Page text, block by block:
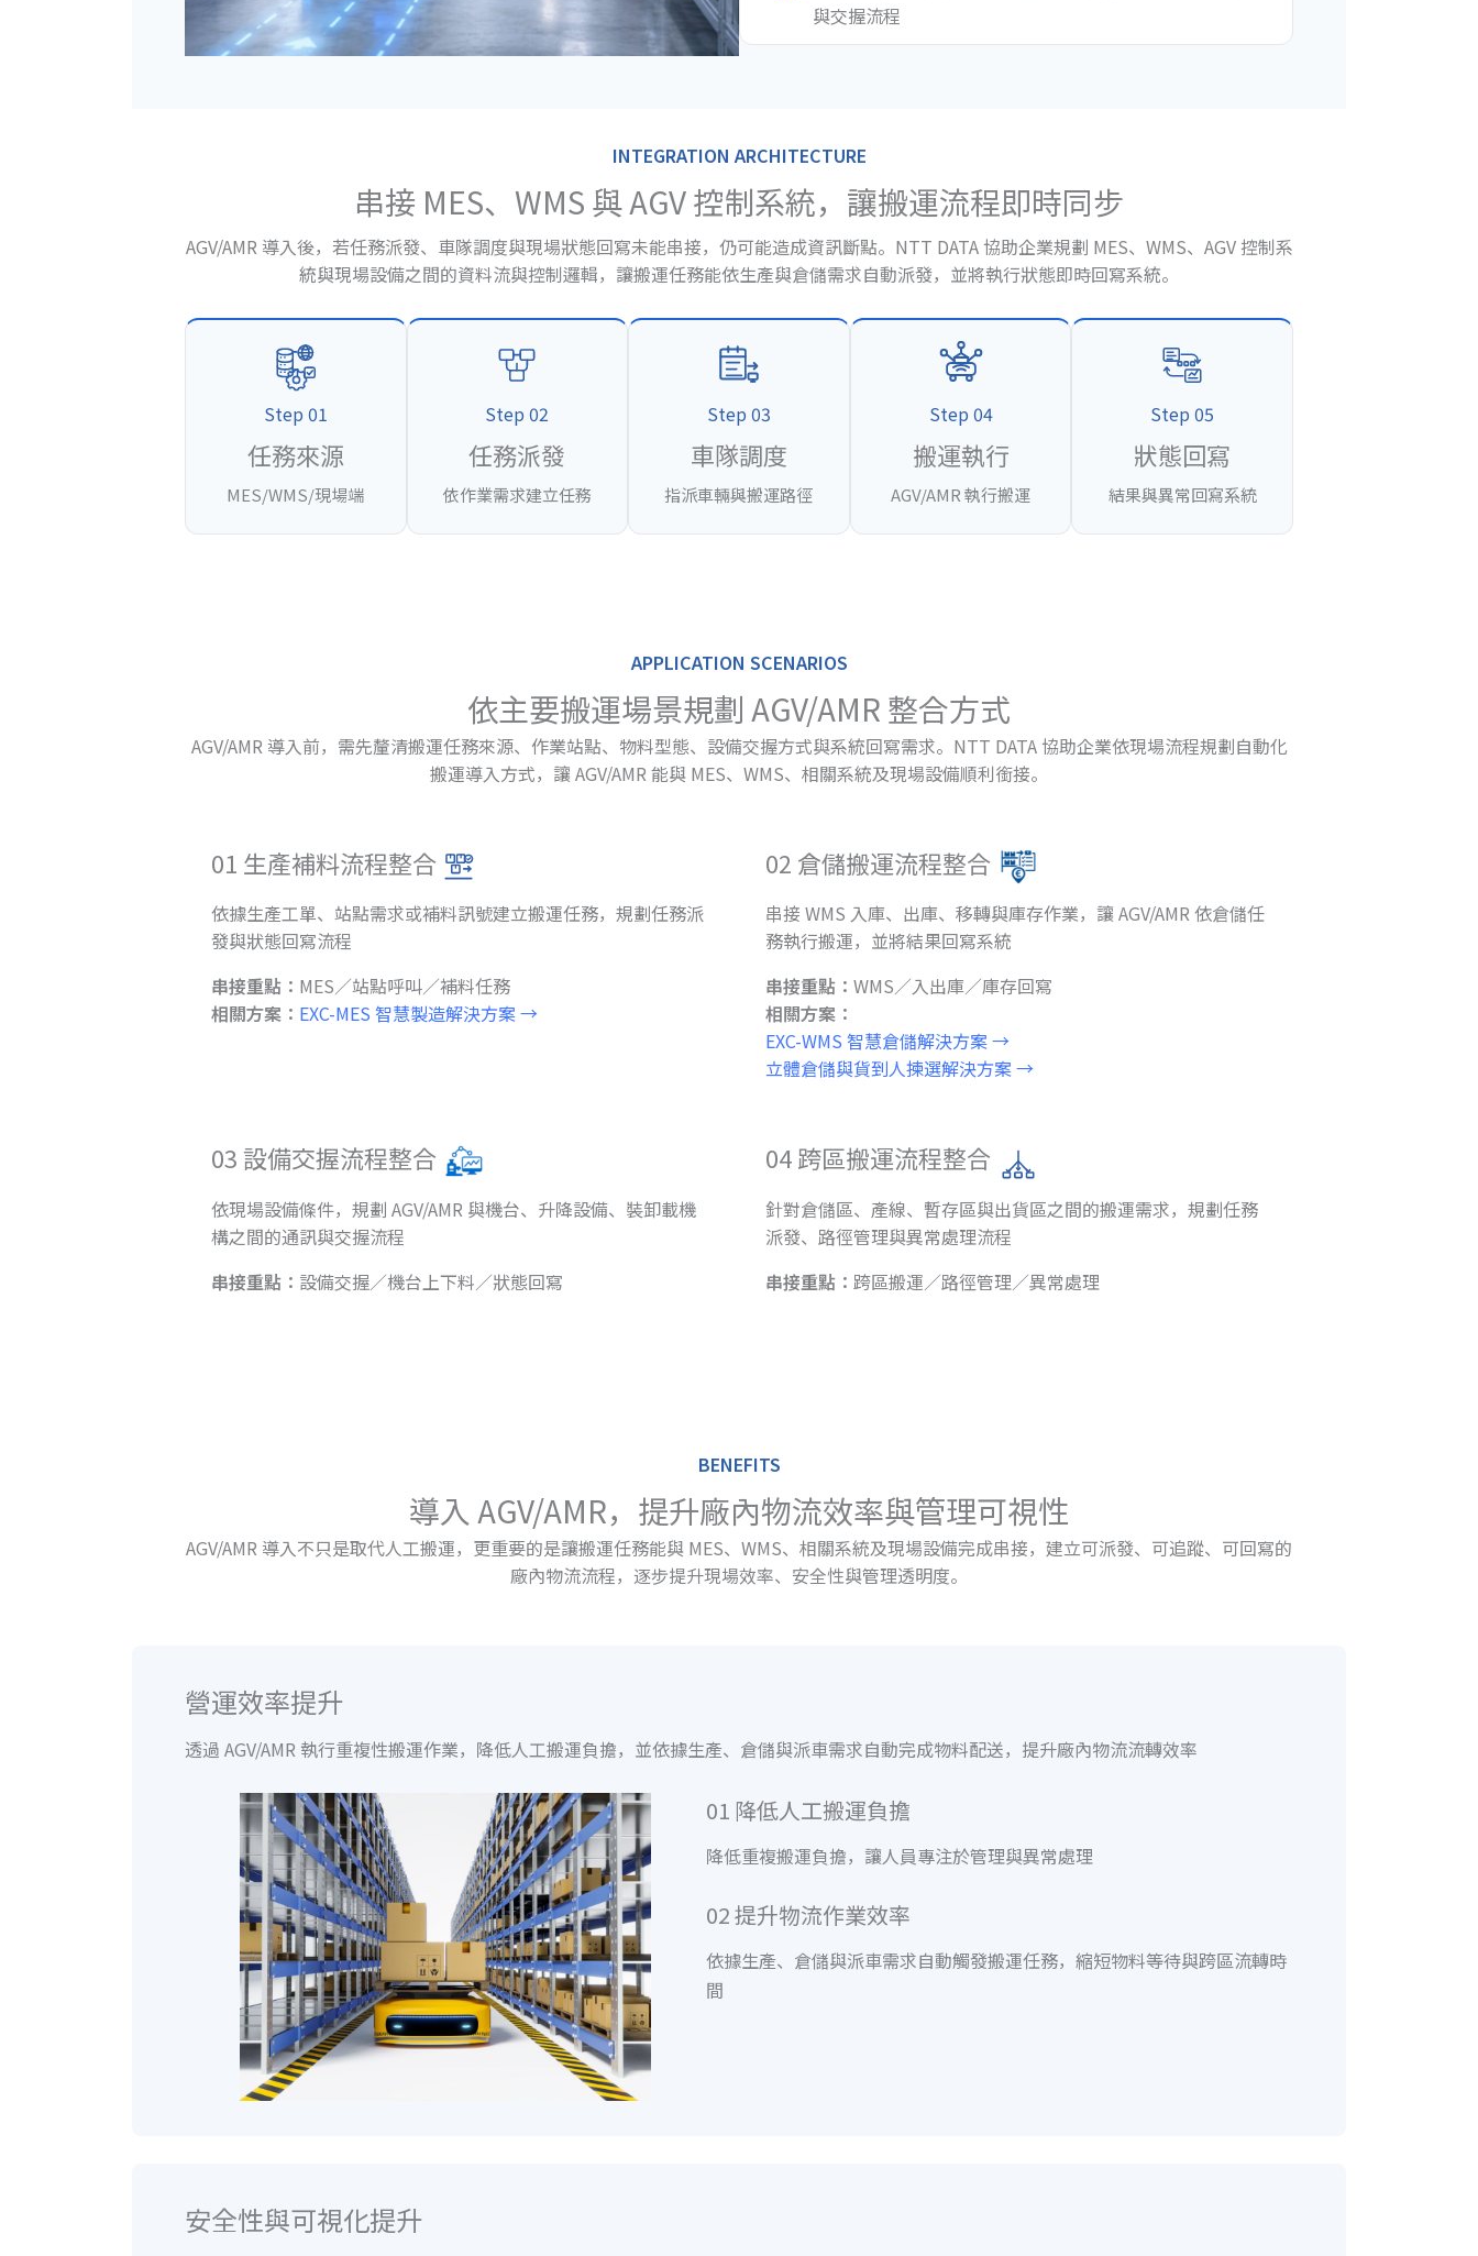
與交握流程
INTEGRATION ARCHITECTURE
串接 MES、WMS 與 AGV 控制系統，讓搬運流程即時同步
AGV/AMR 導入後，若任務派發、車隊調度與現場狀態回寫未能串接，仍可能造成資訊斷點。NTT DATA 協助企業規劃 MES、WMS、AGV 控制系
統與現場設備之間的資料流與控制邏輯，讓搬運任務能依生產與倉儲需求自動派發，並將執行狀態即時回寫系統。
Step 01
任務來源
MES/WMS/現場端
Step 02
任務派發
依作業需求建立任務
Step 03
車隊調度
指派車輛與搬運路徑
Step 04
搬運執行
AGV/AMR 執行搬運
Step 05
狀態回寫
結果與異常回寫系統
APPLICATION SCENARIOS
依主要搬運場景規劃 AGV/AMR 整合方式
AGV/AMR 導入前，需先釐清搬運任務來源、作業站點、物料型態、設備交握方式與系統回寫需求。NTT DATA 協助企業依現場流程規劃自動化
搬運導入方式，讓 AGV/AMR 能與 MES、WMS、相關系統及現場設備順利銜接。
01 生產補料流程整合
依據生產工單、站點需求或補料訊號建立搬運任務，規劃任務派
發與狀態回寫流程
串接重點： MES／站點呼叫／補料任務
相關方案： EXC-MES 智慧製造解決方案 →
02 倉儲搬運流程整合
串接 WMS 入庫、出庫、移轉與庫存作業，讓 AGV/AMR 依倉儲任
務執行搬運，並將結果回寫系統
串接重點： WMS／入出庫／庫存回寫
相關方案：
EXC-WMS 智慧倉儲解決方案 →
立體倉儲與貨到人揀選解決方案 →
03 設備交握流程整合
依現場設備條件，規劃 AGV/AMR 與機台、升降設備、裝卸載機
構之間的通訊與交握流程
串接重點： 設備交握／機台上下料／狀態回寫
04 跨區搬運流程整合
針對倉儲區、產線、暫存區與出貨區之間的搬運需求，規劃任務
派發、路徑管理與異常處理流程
串接重點： 跨區搬運／路徑管理／異常處理
BENEFITS
導入 AGV/AMR，提升廠內物流效率與管理可視性
AGV/AMR 導入不只是取代人工搬運，更重要的是讓搬運任務能與 MES、WMS、相關系統及現場設備完成串接，建立可派發、可追蹤、可回寫的
廠內物流流程，逐步提升現場效率、安全性與管理透明度。
營運效率提升
透過 AGV/AMR 執行重複性搬運作業，降低人工搬運負擔，並依據生產、倉儲與派車需求自動完成物料配送，提升廠內物流流轉效率
01 降低人工搬運負擔
降低重複搬運負擔，讓人員專注於管理與異常處理
02 提升物流作業效率
依據生產、倉儲與派車需求自動觸發搬運任務，縮短物料等待與跨區流轉時
間
安全性與可視化提升